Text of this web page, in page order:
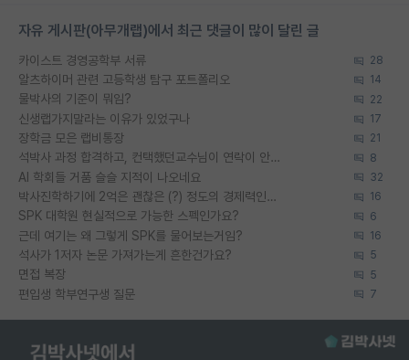
자유 게시판(아무개랩)에서 최근 댓글이 많이 달린 글
카이스트 경영공학부 서류 28
알츠하이머 관련 고등학생 탐구 포트폴리오 14
물박사의 기준이 뭐임? 22
신생랩가지말라는 이유가 있었구나 17
장학금 모은 랩비통장 21
석박사 과정 합격하고, 컨택했던교수님이 연락이 안됩니다... 8
AI 학회들 거품 슬슬 지적이 나오네요 32
박사진학하기에 2억은 괜찮은 (?) 정도의 경제력인가요 16
SPK 대학원 현실적으로 가능한 스펙인가요? 6
근데 여기는 왜 그렇게 SPK를 물어보는거임? 16
석사가 1저자 논문 가져가는게 흔한건가요? 5
면접 복장 5
편입생 학부연구생 질문 7